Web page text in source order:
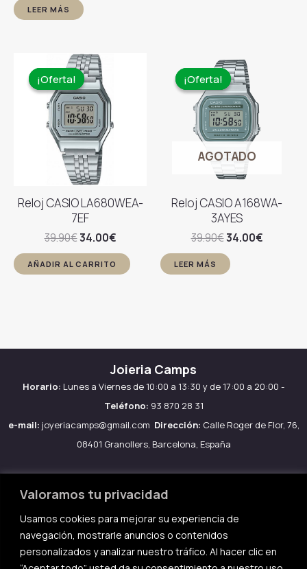
Valoramos tu privacidad
Usamos cookies para mejorar su experiencia de
navegación, mostrarle anuncios o contenidos
personalizados y analizar nuestro tráfico. Al hacer clic en
original
era:
LEER MÁS
¡Oferta!
¡Oferta!
Reloj CASIO LA680WEA-
7EF
39.90€El
precio
original
era:
34.00€El
precio
actual
es:
AÑADIR AL CARRITO
¡Oferta!
AGOTADO
¡Oferta!
Reloj CASIO A168WA-
3AYES
39.90€El
original
era:
34.00€El
LEER MÁS
Joieria Camps
Horario: Lunes a Viernes de 10:00 a 13:30 y de 17:00 a 20:00 -
Teléfono: 93 870 28 31
e-mail: joyeriacamps@gmail.com Dirección: Calle Roger de Flor, 76,
08401 Granollers, Barcelona, España
Aviso legal
Política de Cookies
Política de privacidad